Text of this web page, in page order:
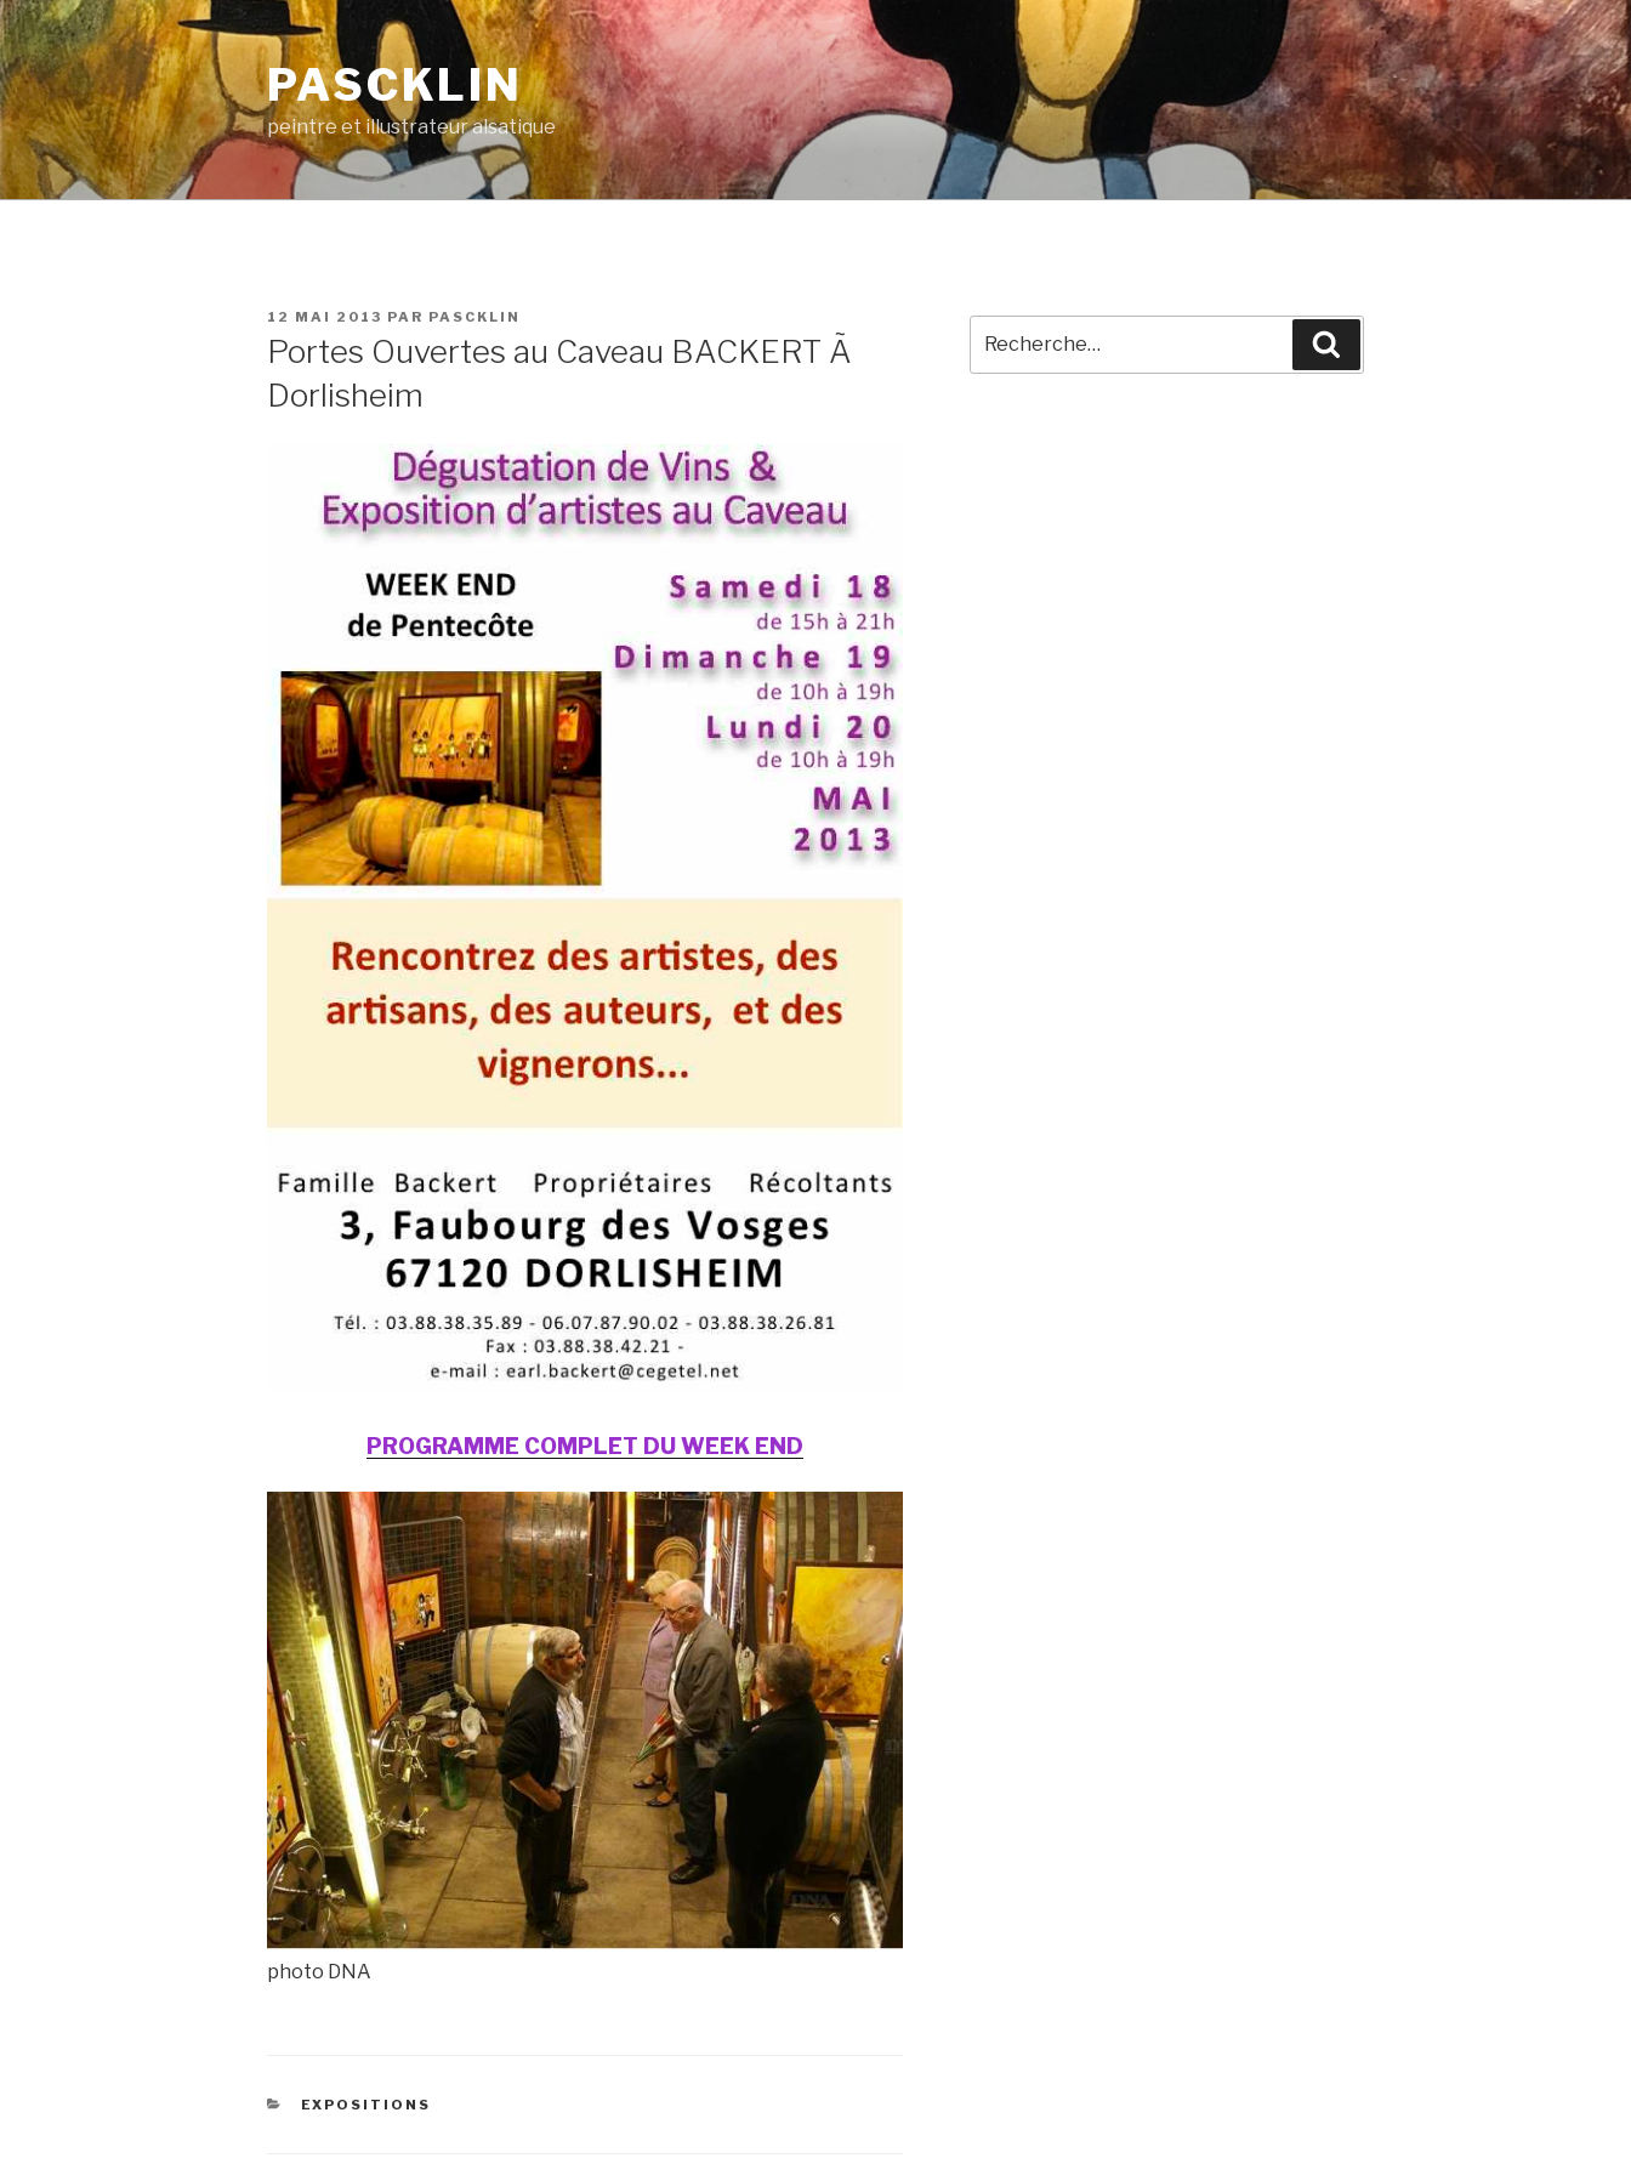
Aller
au
contenu
principal
PASCKLIN
peintre et illustrateur alsatique
PUBLIÉ
12 MAI 2013 PAR PASCKLIN
Portes Ouvertes au Caveau BACKERT Ã
Dorlisheim
PROGRAMME COMPLET DU WEEK END
photo DNA
CATÉGORIES
EXPOSITIONS
pour
: